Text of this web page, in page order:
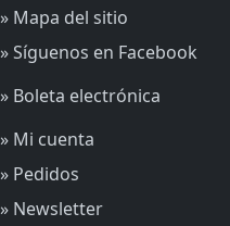
» Mapa del sitio
» Síguenos en Facebook
» Boleta electrónica
» Mi cuenta
» Pedidos
» Newsletter